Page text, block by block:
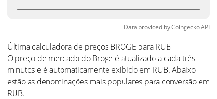
Data provided byCoingeckoAPI
Última calculadora de preços BROGE para RUB
O preço de mercado do Broge é atualizado a cada três
minutos e é automaticamente exibido em RUB. Abaixo
estão as denominações mais populares para conversão em
RUB.